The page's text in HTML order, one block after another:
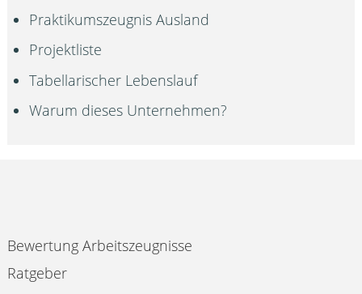
Praktikumszeugnis Ausland
Projektliste
Tabellarischer Lebenslauf
Warum dieses Unternehmen?
Bewertung Arbeitszeugnisse
Ratgeber